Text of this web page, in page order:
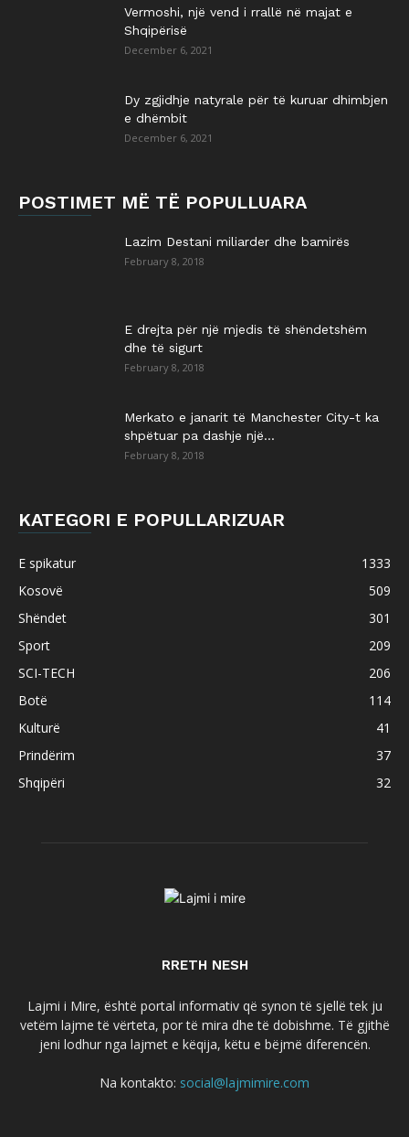
Vermoshi, një vend i rrallë në majat e
Shqipërisë
December 6, 2021
Dy zgjidhje natyrale për të kuruar dhimbjen
e dhëmbit
December 6, 2021
POSTIMET MË TË POPULLUARA
Lazim Destani miliarder dhe bamirës
February 8, 2018
E drejta për një mjedis të shëndetshëm
dhe të sigurt
February 8, 2018
Merkato e janarit të Manchester City-t ka
shpëtuar pa dashje një...
February 8, 2018
KATEGORI E POPULLARIZUAR
E spikatur
1333
Kosovë
509
Shëndet
301
Sport
209
SCI-TECH
206
Botë
114
Kulturë
41
Prindërim
37
Shqipëri
32
RRETH NESH
Lajmi i Mire, është portal informativ që synon të sjellë tek ju
vetëm lajme të vërteta, por të mira dhe të dobishme. Të gjithë
jeni lodhur nga lajmet e këqija, këtu e bëjmë diferencën.
Na kontakto: social@lajmimire.com